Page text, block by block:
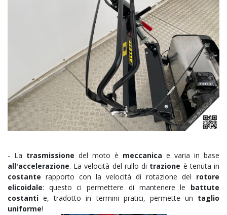
- La trasmissione del moto è meccanica e varia in base
all'accelerazione. La velocità del rullo di trazione è tenuta in
costante rapporto con la velocità di rotazione del rotore
elicoidale: questo ci permettere di mantenere le battute
costanti e, tradotto in termini pratici, permette un taglio
uniforme!